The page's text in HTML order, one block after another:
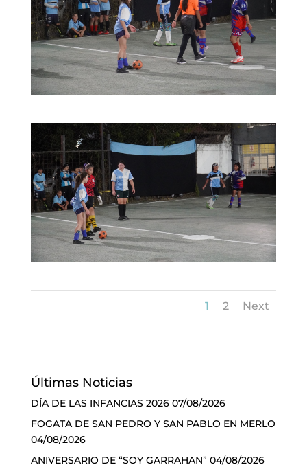
1 2 Next
Últimas Noticias
DÍA DE LAS INFANCIAS 2026 07/08/2026
FOGATA DE SAN PEDRO Y SAN PABLO EN MERLO
04/08/2026
ANIVERSARIO DE “SOY GARRAHAN” 04/08/2026